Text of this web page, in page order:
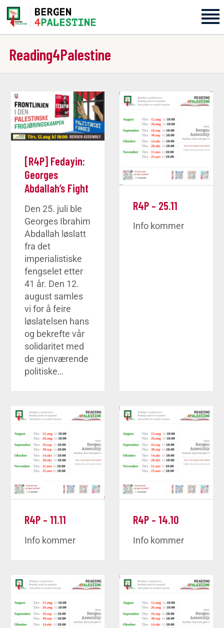
Reading4Palestine
Home
Bli med på laget!
Om oss
Kontakt oss
[R4P] Fedayin:
Georges
Abdallah’s Fight
Den 25. juli ble
Georges Ibrahim
Abdallah løslatt
fra det
imperialistiske
fengselet etter
41 år. Den 12.
august samles
vi for å feire
løslatelsen hans
og bekrefte vår
solidaritet med
de gjenværende
politiske…
R4P – 25.11
Info kommer
R4P – 11.11
Info kommer
R4P – 14.10
Info kommer